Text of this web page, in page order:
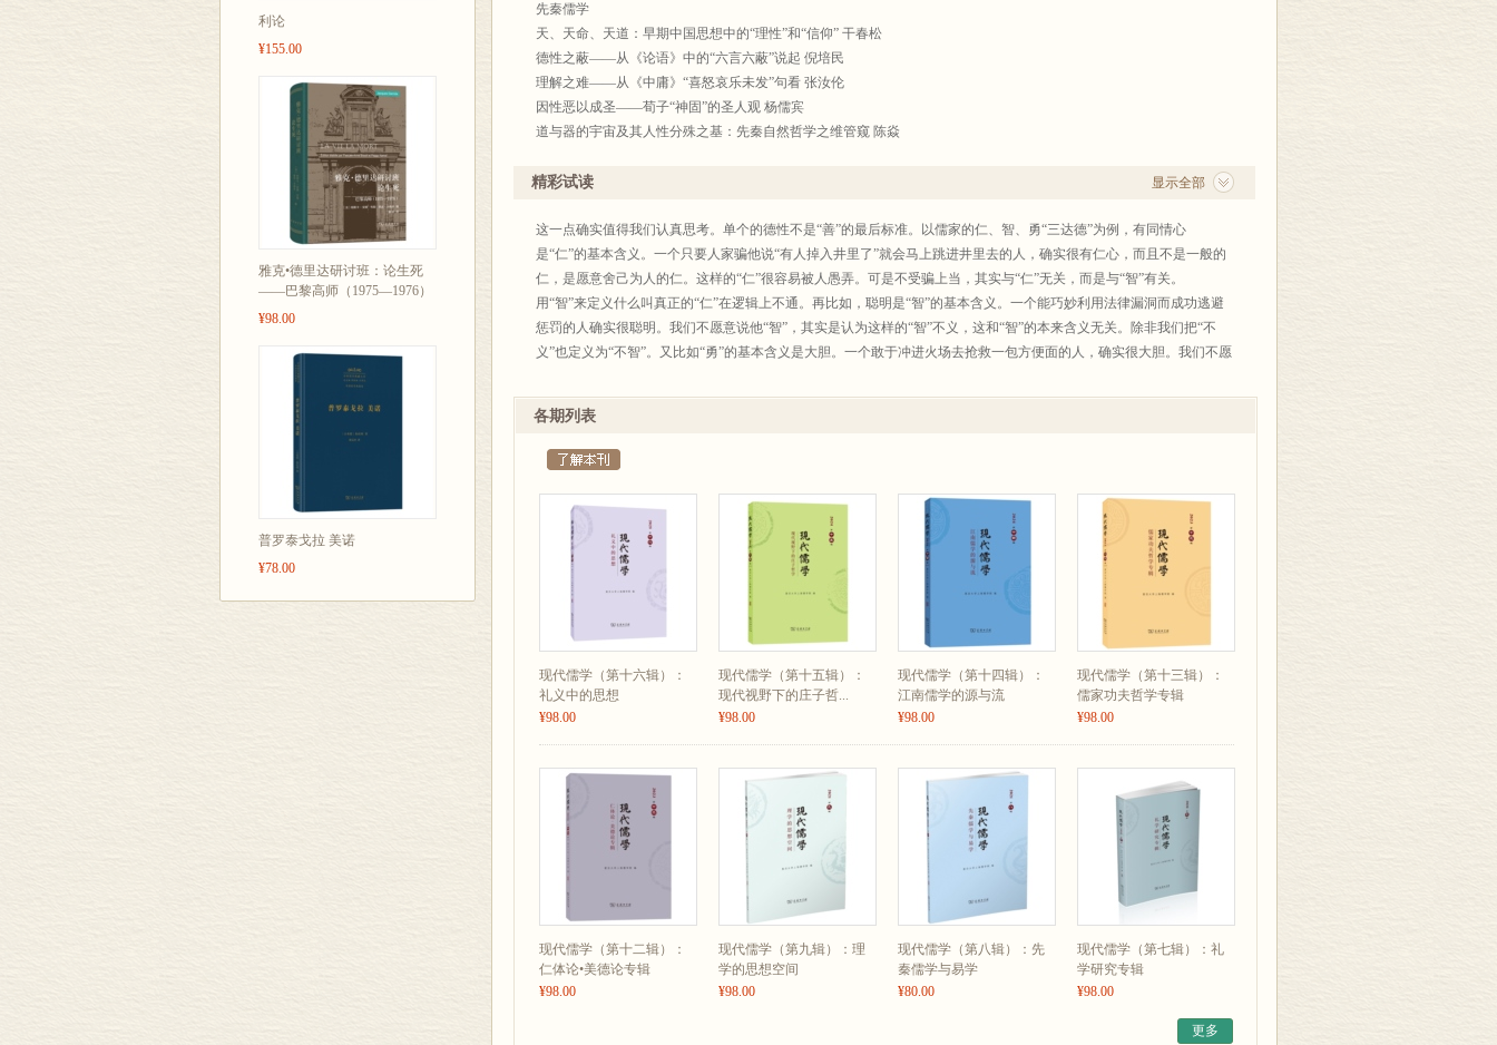
利论
¥155.00
雅克•德里达研讨班：论生死
——巴黎高师（1975—1976）
¥98.00
普罗泰戈拉 美诺
¥78.00
先秦儒学
天、天命、天道：早期中国思想中的“理性”和“信仰” 干春松
德性之蔽——从《论语》中的“六言六蔽”说起 倪培民
理解之难——从《中庸》“喜怒哀乐未发”句看 张汝伦
因性恶以成圣——荀子“神固”的圣人观 杨儒宾
道与器的宇宙及其人性分殊之基：先秦自然哲学之维管窥 陈焱
《艮》卦之新诠与朱学之成立 郎嘉晨
考信、崇经与再诠释——浅谈崔述的易学思想与易学方法 周亦成
论《周易》历史叙事的史学意义（附文王年表初定） 何益鑫
《周易•象传》“君子以经论”校释 季磊
青年儒者论坛
血亲一体与国君一体：从《公羊传》的复仇论述看其伦理与政治之特质 蒋爽
论戴震“恻隐之心由心知而生” 王韵婷
回归文本与重新解读——读《朱子思想再读》 赵正泰
会议资讯
“现代视域下的‘家’概念之再认知”学术研讨会综述 于超艺
返本开新：易学研究的多重路径——第一届“易学与哲学”青年工作坊会议综述 涂文清、叶泳妍、季磊
稿约与稿例
显示全部
精彩试读
这一点确实值得我们认真思考。单个的德性不是“善”的最后标准。以儒家的仁、智、勇“三达德”为例，有同情心
是“仁”的基本含义。一个只要人家骗他说“有人掉入井里了”就会马上跳进井里去的人，确实很有仁心，而且不是一般的
仁，是愿意舍己为人的仁。这样的“仁”很容易被人愚弄。可是不受骗上当，其实与“仁”无关，而是与“智”有关。
用“智”来定义什么叫真正的“仁”在逻辑上不通。再比如，聪明是“智”的基本含义。一个能巧妙利用法律漏洞而成功逃避
惩罚的人确实很聪明。我们不愿意说他“智”，其实是认为这样的“智”不义，这和“智”的本来含义无关。除非我们把“不
义”也定义为“不智”。又比如“勇”的基本含义是大胆。一个敢于冲进火场去抢救一包方便面的人，确实很大胆。我们不愿
关。用智慧来定义“勇”，逻辑上也有一个跨越。反之，单个的“恶”也不是“恶”的标准。柯普曼用了一个简单的例子来说
明这点：一个极为固执而又有强烈控制欲的人在许多情况下会非常有害，但他却可以是一个值得钦佩的反抗暴政的斗
士。
但是如果“德性”无法定义儒家伦理，那么“品性”恐怕也会导致同样的顾虑。品性是由各种德性组合构成的，大致相对于
李晨阳所说的“价值组合配置”。如果单个的德性因有德性之蔽而没法用以判断一个人的行为之对错，那么各种德性的组
合配置构成的品性也同样有各自的“蔽”，也没法据以判断其行为的对错。能够克服德性之蔽的，是经过“学”而获得的“发
而皆中节”的功夫。
同时，“品性伦理”与“德性伦理”这两个标签还有一个共同的问题，那就是不足以概括儒家伦理的丰富性。比如，儒家思
想固然重视德性和人品的培养，但也以倡导传统的礼仪著称，以至于儒家体系甚至被称作“礼教”。孔子说：“恭而无礼
则劳，慎而无礼则葸，勇而无礼则乱，直而无礼则绞。”（8.2）由此可见，孔子认为克服德性之蔽的“学”，主要是学
礼，因此礼也是儒家伦理的特点。孔子自己直到七十岁才达到了“从心所欲不逾矩”的境界，表明在此之前，他还是需
要“矩”来约束自己的。更重要的是，由于礼仪习俗和法律规范是超越了个人存在的社会现实，所以它们有一种客观的稳
定性和可靠性。如前所述，在社会层面，不可能交付所有的人都去从心所欲地“权”，所以外在的规范体系是社会运作的
基本保障。没有了这一点，很难解释儒家传统能够有如此持久的历史延续。
相比之下，我觉得用“功夫伦理”来概括儒家伦理更为理想。功夫概念是一个包含了“功法”“功力”“功效”和作为实践的“工
夫”这四个子概念的概念簇，其总体的定义可以是“生活的艺术”。其中“功力”可以涵括德性和品性的内容（virtuosity，每
一种德性virtue也都是一种功力），“功法”可以涵括礼仪规范和社会体制的内容，“功效”可以涵括功夫的有效性
（efficacy）和美学价值，最后，“工夫”可以概括学以成人的重要性，修炼所需要的实践过程和进展的层次。
（倪培民：《德性之蔽——从<论语>中的“六言六蔽”说起》）
各期列表
现代儒学（第十六辑）：
礼义中的思想
¥98.00
现代儒学（第十五辑）：
现代视野下的庄子哲...
¥98.00
现代儒学（第十四辑）：
江南儒学的源与流
¥98.00
现代儒学（第十三辑）：
儒家功夫哲学专辑
¥98.00
现代儒学（第十二辑）：
仁体论•美德论专辑
¥98.00
现代儒学（第九辑）：理
学的思想空间
¥98.00
现代儒学（第八辑）：先
秦儒学与易学
¥80.00
现代儒学（第七辑）：礼
学研究专辑
¥98.00
更多